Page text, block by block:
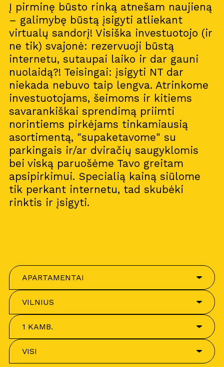
Į pirminę būsto rinką atnešam naujieną
– galimybę būstą įsigyti atliekant
virtualų sandorį! Visiška investuotojo (ir
ne tik) svajonė: rezervuoji būstą
internetu, sutaupai laiko ir dar gauni
nuolaidą?! Teisingai: įsigyti NT dar
niekada nebuvo taip lengva. Atrinkome
investuotojams, šeimoms ir kitiems
savarankiškai sprendimą priimti
norintiems pirkėjams tinkamiausią
asortimentą, "supaketavome" su
parkingais ir/ar dviračių saugyklomis
bei viską paruošėme Tavo greitam
apsipirkimui. Specialią kainą siūlome
tik perkant internetu, tad skubėki
rinktis ir įsigyti.
APARTAMENTAI
VILNIUS
1 KAMB.
VISI